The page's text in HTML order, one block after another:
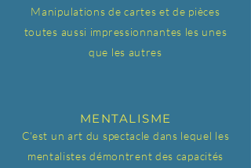
Manipulations de cartes et de pièces
toutes aussi impressionnantes les unes
que les autres
MENTALISME
C'est un art du spectacle dans lequel les
mentalistes démontrent des capacités